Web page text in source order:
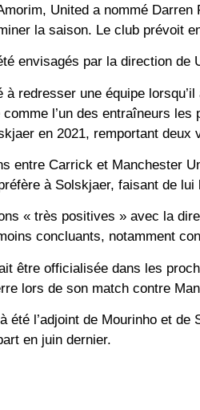
United a nommé
la saison. Le club prévoit
envisagés par la direction
redresser une équipe
l’un des entraîneurs
en 2021, remportant deux
entre Carrick et Manchester
à Solskjaer, faisant de
« très positives » avec la
concluants, notamment
être officialisée dans les
lors de son match contre
été l’adjoint de Mourinho et
en juin dernier.